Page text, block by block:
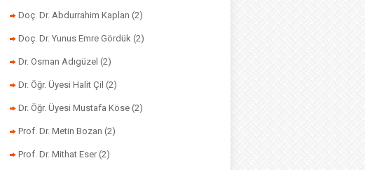
Doç. Dr. Abdurrahim Kaplan (2)
Doç. Dr. Yunus Emre Gördük (2)
Dr. Osman Adıgüzel (2)
Dr. Öğr. Üyesi Halit Çil (2)
Dr. Öğr. Üyesi Mustafa Köse (2)
Prof. Dr. Metin Bozan (2)
Prof. Dr. Mithat Eser (2)